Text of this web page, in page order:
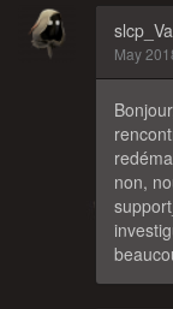
May
non,